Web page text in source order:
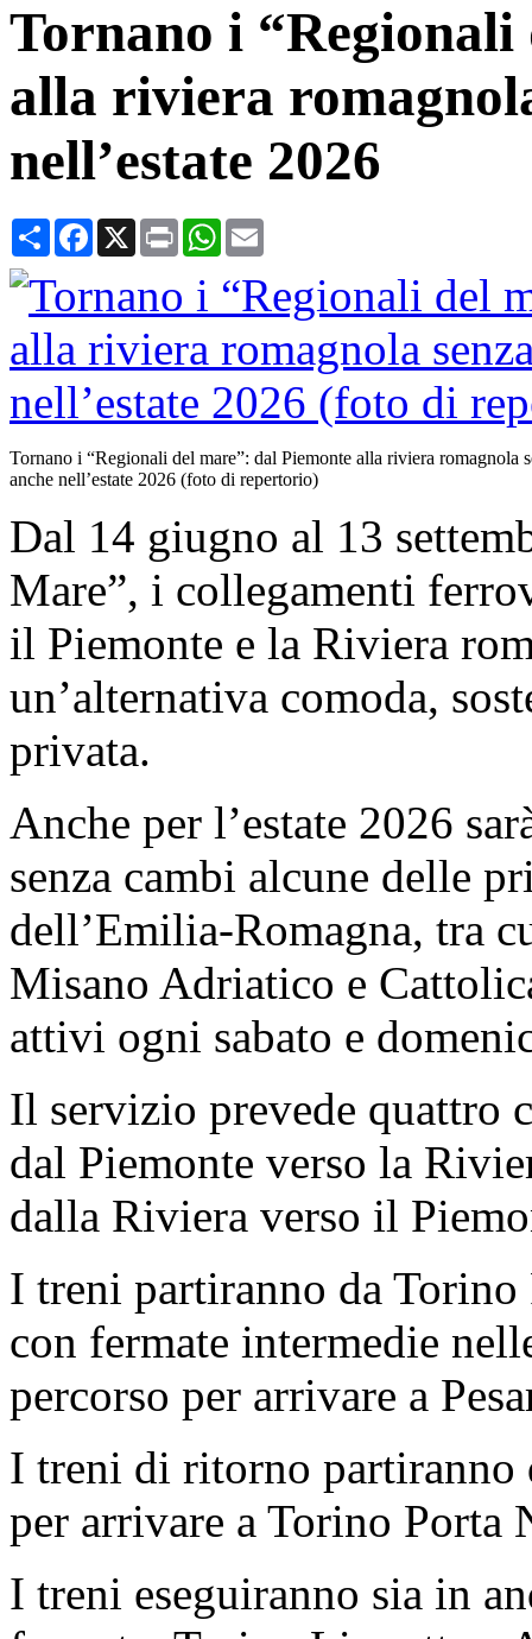
Tornano i
alla riviera
nell’estate 2026
CondividiFacebook
X Print WhatsApp
Tornano i “Regionali del mare”: dal Piemonte alla riviera romagnola
anche nell’estate 2026 (foto di repertorio)
Dal 14 giugno al 13
Mare”, i collegamenti
il Piemonte e la Riviera
un’alternativa comoda,
privata.
Anche per l’estate 2026
senza cambi alcune delle
dell’Emilia-Romagna, tra
Misano Adriatico e
attivi ogni sabato e
Il servizio prevede quattro
dal Piemonte verso la
dalla Riviera verso il
I treni partiranno da
con fermate intermedie
percorso per arrivare a
I treni di ritorno partiranno
per arrivare a Torino Porta
I treni eseguiranno sia in